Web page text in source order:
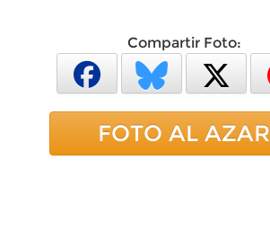
Compartir Foto:
FOTO AL AZAR